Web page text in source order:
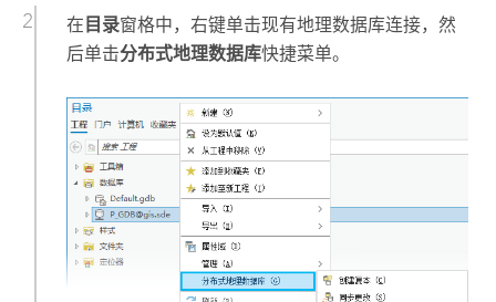
在 目录窗格中，右键单击现有地理数据库连接，然
后单击分布式地理数据库快捷菜单。